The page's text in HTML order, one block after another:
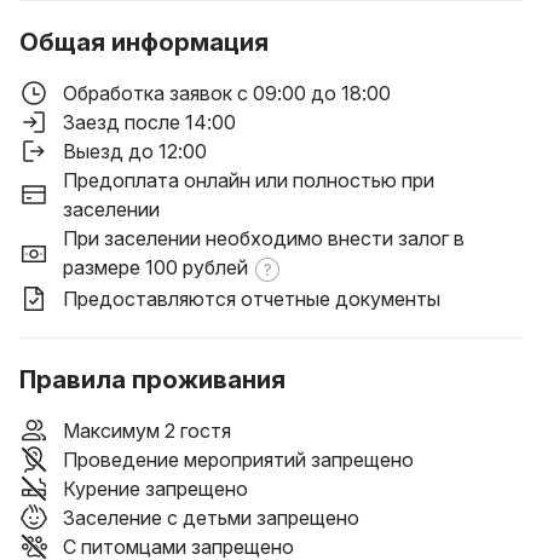
Общая информация
Обработка заявок с 09:00 до 18:00
Заезд после 14:00
Выезд до 12:00
Предоплата онлайн или полностью при
заселении
При заселении необходимо внести залог в
размере 100 рублей
Предоставляются отчетные документы
Правила проживания
Максимум 2 гостя
Проведение мероприятий запрещено
Курение запрещено
Заселение с детьми запрещено
С питомцами запрещено